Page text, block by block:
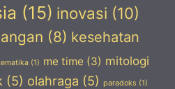
(15) inovasi (10)
(8) kesehatan
(1) me time (3) mitologi
(5) olahraga (5) paradoks (1)